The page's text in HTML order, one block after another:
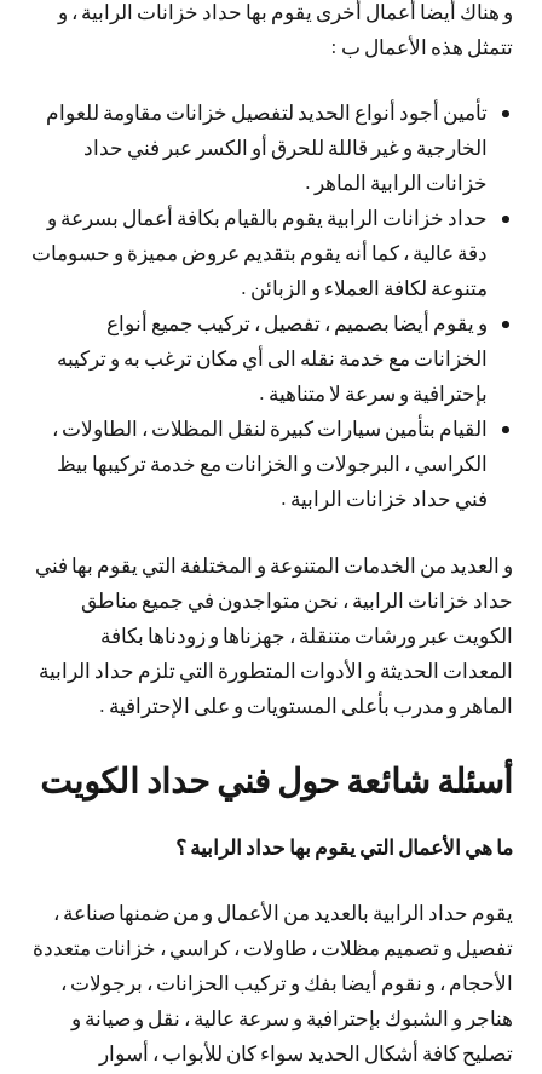
و هناك أيضا أعمال أخرى يقوم بها حداد خزانات الرابية ، و
تتمثل هذه الأعمال ب :
تأمين أجود أنواع الحديد لتفصيل خزانات مقاومة للعوام
الخارجية و غير قاللة للحرق أو الكسر عبر فني حداد
خزانات الرابية الماهر .
حداد خزانات الرابية يقوم بالقيام بكافة أعمال بسرعة و
دقة عالية ، كما أنه يقوم بتقديم عروض مميزة و حسومات
متنوعة لكافة العملاء و الزبائن .
و يقوم أيضا بصميم ، تفصيل ، تركيب جميع أنواع
الخزانات مع خدمة نقله الى أي مكان ترغب به و تركيبه
بإحترافية و سرعة لا متناهية .
القيام بتأمين سيارات كبيرة لنقل المظلات ، الطاولات ،
الكراسي ، البرجولات و الخزانات مع خدمة تركيبها بيظ
فني حداد خزانات الرابية .
و العديد من الخدمات المتنوعة و المختلفة التي يقوم بها فني
حداد خزانات الرابية ، نحن متواجدون في جميع مناطق
الكويت عبر ورشات متنقلة ، جهزناها و زودناها بكافة
المعدات الحديثة و الأدوات المتطورة التي تلزم حداد الرابية
الماهر و مدرب بأعلى المستويات و على الإحترافية .
أسئلة شائعة حول فني حداد الكويت
ما هي الأعمال التي يقوم بها حداد الرابية ؟
يقوم حداد الرابية بالعديد من الأعمال و من ضمنها صناعة ،
تفصيل و تصميم مظلات ، طاولات ، كراسي ، خزانات متعددة
الأحجام ، و نقوم أيضا بفك و تركيب الحزانات ، برجولات ،
هناجر و الشبوك بإحترافية و سرعة عالية ، نقل و صيانة و
تصليح كافة أشكال الحديد سواء كان للأبواب ، أسوار